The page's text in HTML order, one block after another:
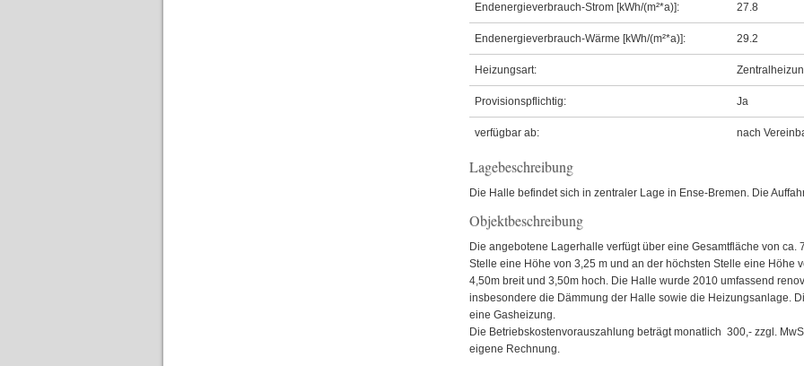
Endenergieverbrauch-Strom [kWh/(m²*a)]: 27.8
Endenergieverbrauch-Wärme [kWh/(m²*a)]: 29.2
Heizungsart:
Provisionspflichtig: Ja
verfügbar ab: nach
Lagebeschreibung
Die Halle befindet sich in zentraler Lage in Ense-Bremen. Die
Objektbeschreibung
Die angebotene Lagerhalle verfügt über eine Gesamtfläche von ca.
Stelle eine Höhe von 3,25 m und an der höchsten Stelle eine Höhe
4,50m breit und 3,50m hoch. Die Halle wurde 2010 umfassend
insbesondere die Dämmung der Halle sowie die Heizungsanlage.
eine Gasheizung.
Die Betriebskostenvorauszahlung beträgt monatlich  300,- zzgl.
eigene Rechnung.